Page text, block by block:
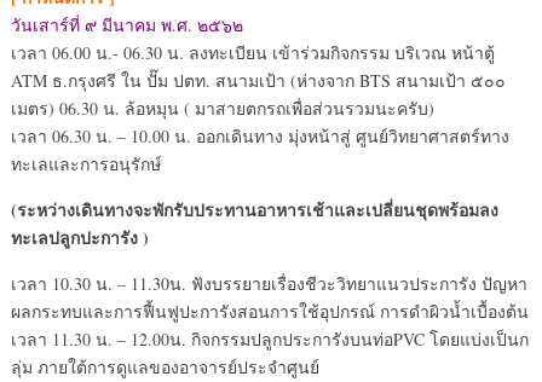
วันเสาร์ที่ ๙ มีนาคม พ.ศ. ๒๕๖๒
เวลา 06.00 น.- 06.30 น. ลงทะเบียน เข้าร่วมกิจกรรม บริเวณ หน้าตู้
ATM ธ.กรุงศรี ใน ปั๊ม ปตท. สนามเป้า (ห่างจาก BTS สนามเป้า ๕๐๐
เมตร) 06.30 น. ล้อหมุน ( มาสายตกรถเพื่อส่วนรวมนะครับ)
เวลา 06.30 น. – 10.00 น. ออกเดินทาง มุ่งหน้าสู่ ศูนย์วิทยาศาสตร์ทาง
ทะเลและการอนุรักษ์
(ระหว่างเดินทางจะพักรับประทานอาหารเช้าและเปลี่ยนชุดพร้อมลง
ทะเลปลูกปะการัง )
เวลา 10.30 น. – 11.30น. ฟังบรรยายเรื่องชีวะวิทยาแนวประการัง ปัญหา
ผลกระทบและการฟื้นฟูปะการังสอนการใช้อุปกรณ์ การดำผิวน้ำเบื้องต้น
เวลา 11.30 น. – 12.00น. กิจกรรมปลูกประการังบนท่อPVC โดยแบ่งเป็นก
ลุ่ม ภายใต้การดูแลของอาจารย์ประจำศูนย์